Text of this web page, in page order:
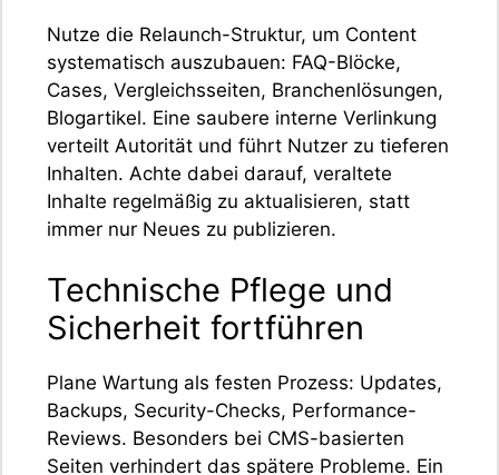
Nutze die Relaunch-Struktur, um Content
systematisch auszubauen: FAQ-Blöcke,
Cases, Vergleichsseiten, Branchenlösungen,
Blogartikel. Eine saubere interne Verlinkung
verteilt Autorität und führt Nutzer zu tieferen
Inhalten. Achte dabei darauf, veraltete
Inhalte regelmäßig zu aktualisieren, statt
immer nur Neues zu publizieren.
Technische Pflege und
Sicherheit fortführen
Plane Wartung als festen Prozess: Updates,
Backups, Security-Checks, Performance-
Reviews. Besonders bei CMS-basierten
Seiten verhindert das spätere Probleme. Ein